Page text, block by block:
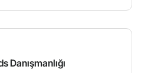
Danışmanlığı